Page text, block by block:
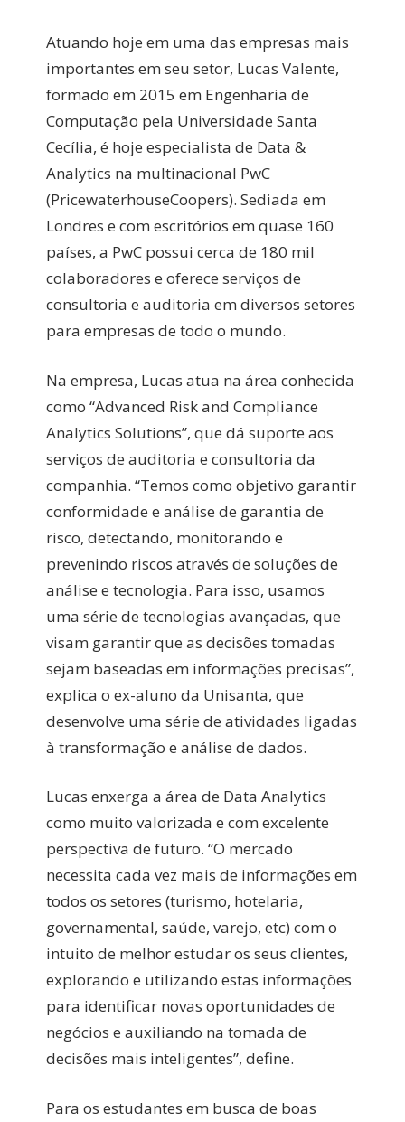
Atuando hoje em uma das empresas mais
importantes em seu setor, Lucas Valente,
formado em 2015 em Engenharia de
Computação pela Universidade Santa
Cecília, é hoje especialista de Data &
Analytics na multinacional PwC
(PricewaterhouseCoopers). Sediada em
Londres e com escritórios em quase 160
países, a PwC possui cerca de 180 mil
colaboradores e oferece serviços de
consultoria e auditoria em diversos setores
para empresas de todo o mundo.
Na empresa, Lucas atua na área conhecida
como “Advanced Risk and Compliance
Analytics Solutions”, que dá suporte aos
serviços de auditoria e consultoria da
companhia. “Temos como objetivo garantir
conformidade e análise de garantia de
risco, detectando, monitorando e
prevenindo riscos através de soluções de
análise e tecnologia. Para isso, usamos
uma série de tecnologias avançadas, que
visam garantir que as decisões tomadas
sejam baseadas em informações precisas”,
explica o ex-aluno da Unisanta, que
desenvolve uma série de atividades ligadas
à transformação e análise de dados.
Lucas enxerga a área de Data Analytics
como muito valorizada e com excelente
perspectiva de futuro. “O mercado
necessita cada vez mais de informações em
todos os setores (turismo, hotelaria,
governamental, saúde, varejo, etc) com o
intuito de melhor estudar os seus clientes,
explorando e utilizando estas informações
para identificar novas oportunidades de
negócios e auxiliando na tomada de
decisões mais inteligentes”, define.
Para os estudantes em busca de boas